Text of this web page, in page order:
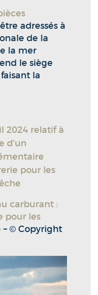
adressés à
de la
la mer
le siège
la
2024 relatif à
d’un
pour les
carburant :
pour les
– © Copyright